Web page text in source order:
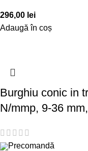
296,00 lei
Adaugă în coș
Burghiu conic in
N/mmp, 9-36
Precomandă